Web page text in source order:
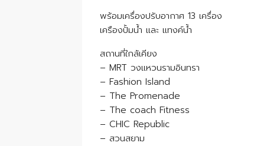
พร้อมเครื่องปรับอากาศ 13 เครื่อง
เครืองปั้มน้ำ และ แทงค์น้ำ
สถานที่ใกล้เคียง
– MRT วงแหวนรามอินทรา
– Fashion Island
– The Promenade
– The coach Fitness
– CHIC Republic
– สวนสยาม